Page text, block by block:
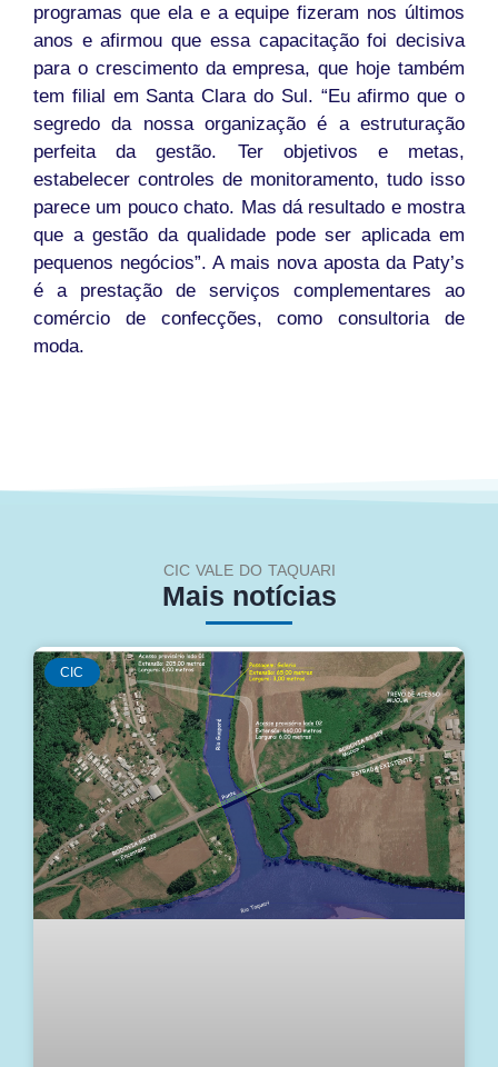
programas que ela e a equipe fizeram nos últimos
anos e afirmou que essa capacitação foi decisiva
para o crescimento da empresa, que hoje também
tem filial em Santa Clara do Sul. “Eu afirmo que o
segredo da nossa organização é a estruturação
perfeita da gestão. Ter objetivos e metas,
estabelecer controles de monitoramento, tudo isso
parece um pouco chato. Mas dá resultado e mostra
que a gestão da qualidade pode ser aplicada em
pequenos negócios”. A mais nova aposta da Paty’s
é a prestação de serviços complementares ao
comércio de confecções, como consultoria de
moda.
CIC VALE DO TAQUARI
Mais notícias
CIC